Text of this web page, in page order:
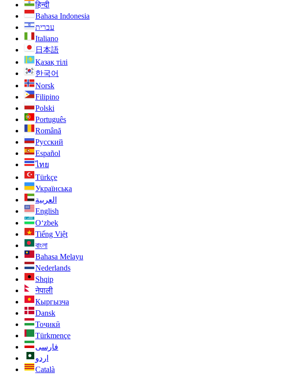
हिन्दी
Bahasa Indonesia
עברית
Italiano
日本語
Қазақ тілі
한국어
Norsk
Filipino
Polski
Português
Română
Русский
Español
ไทย
Türkçe
Українська
العربية
English
O‘zbek
Tiếng Việt
বাংলা
Bahasa Melayu
Nederlands
Shqip
नेपाली
Кыргызча
Dansk
Тоҷикӣ
Türkmençe
فارسی
اردو
Català